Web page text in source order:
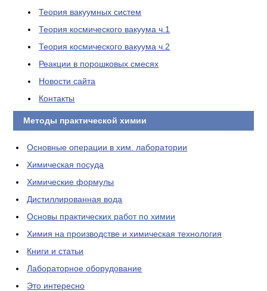
Теория вакуумных систем
Теория космического вакуума ч.1
Теория космического вакуума ч.2
Реакции в порошковых смесях
Новости сайта
Контакты
Методы практической химии
Основные операции в хим. лаборатории
Химическая посуда
Химические формулы
Дистиллированная вода
Основы практических работ по химии
Химия на производстве и химическая технология
Книги и статьи
Лабораторное оборудование
Это интересно